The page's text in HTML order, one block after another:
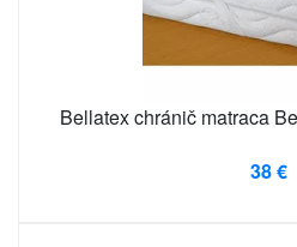
Bellatex chránič matraca
38 €